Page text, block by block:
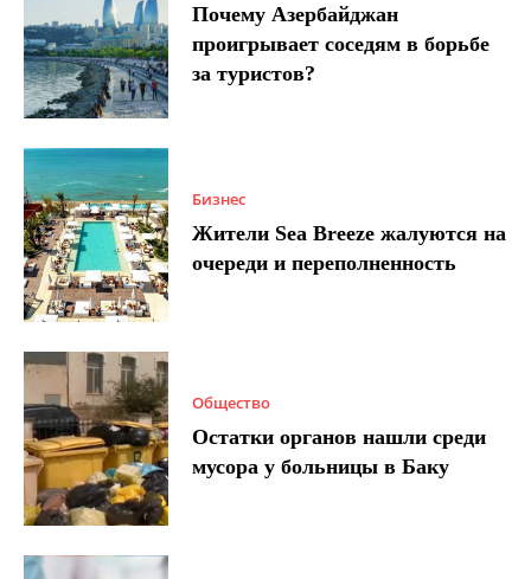
Почему Азербайджан
проигрывает соседям в борьбе
за туристов?
Бизнес
Жители Sea Breeze жалуются на
очереди и переполненность
Общество
Остатки органов нашли среди
мусора у больницы в Баку